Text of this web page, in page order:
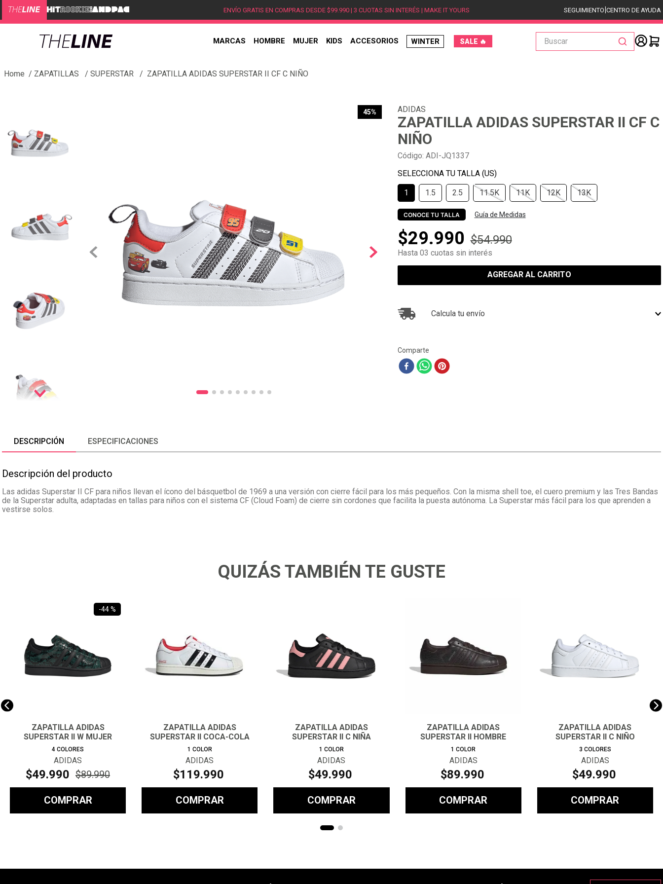
ENVÍO GRATIS EN COMPRAS DESDE $99.990 | 3 CUOTAS SIN INTERÉS | MAKE IT YOURS SEGUIMIENTO|CENTRO DE AYUDA
MARCAS HOMBRE MUJER KIDS ACCESORIOS WINTER SALE 🔥
Buscar
ZAPATILLAS SUPERSTAR ZAPATILLA ADIDAS SUPERSTAR II CF C NIÑO
45% ADIDAS
ZAPATILLA ADIDAS SUPERSTAR II CF C
NIÑO
Código: ADI-JQ1337
1 1.5 2.5 11.5K 11K 12K 13K
CONOCE TU TALLA Guía de Medidas
$29.990 $54.990
Hasta 03 cuotas sin interés
AGREGAR AL CARRITO
Calcula tu envío
Comparte
DESCRIPCIÓN ESPECIFICACIONES
Descripción del producto
Las adidas Superstar II CF para niños llevan el ícono del básquetbol de 1969 a una versión con cierre fácil para los más pequeños. Con la misma shell toe, el cuero premium y las Tres Bandas
de la Superstar adulta, adaptadas en tallas para niños con el sistema CF (Cloud Foam) de cierre sin cordones que facilita la puesta autónoma. La Superstar más fácil para los que aprenden a
vestirse solos.
QUIZÁS TAMBIÉN TE GUSTE
-44 %
ZAPATILLA ADIDAS
SUPERSTAR II W MUJER
4 COLORES
ADIDAS
$49.990 $89.990
COMPRAR
ZAPATILLA ADIDAS
SUPERSTAR II COCA-COLA
UNISEX
1 COLOR
ADIDAS
$119.990
COMPRAR
ZAPATILLA ADIDAS
SUPERSTAR II C NIÑA
1 COLOR
ADIDAS
$49.990
COMPRAR
ZAPATILLA ADIDAS
SUPERSTAR II HOMBRE
1 COLOR
ADIDAS
$89.990
COMPRAR
ZAPATILLA ADIDAS
SUPERSTAR II C NIÑO
3 COLORES
ADIDAS
$49.990
COMPRAR